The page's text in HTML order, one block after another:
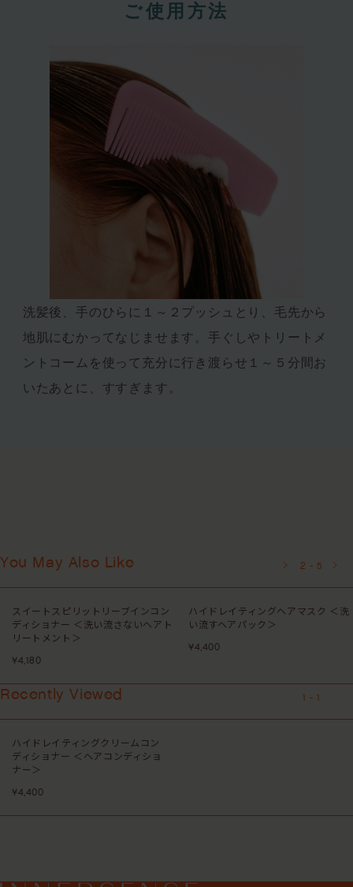
ご使用方法
洗髪後、手のひらに１～２プッシュとり、毛先から
地肌にむかってなじませます。手ぐしやトリートメ
ントコームを使って充分に行き渡らせ１～５分間お
いたあとに、すすぎます。
You May Also Like
ハイドレイティングヘアマスク ＜洗
い流すヘアパック＞
トゥルーエンライトメントスカル
スクラブ ＜頭皮用スクラブ洗浄料
¥5,500
3 - 5
Recently Viewed
ハイドレイティングクリームコン
ディショナー ＜ヘアコンディショ
ナー＞
¥4,400
1 -1